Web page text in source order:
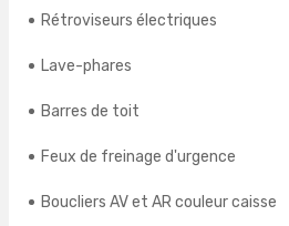
Rétroviseurs électriques
Lave-phares
Barres de toit
Feux de freinage d'urgence
Boucliers AV et AR couleur caisse